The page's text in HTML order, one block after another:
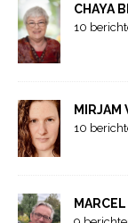
CHAYA
10
MIRJAM
10